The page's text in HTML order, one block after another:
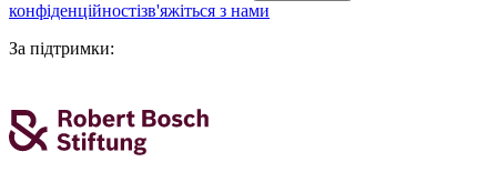
конфіденційностізв'яжіться з нами
За підтримки: